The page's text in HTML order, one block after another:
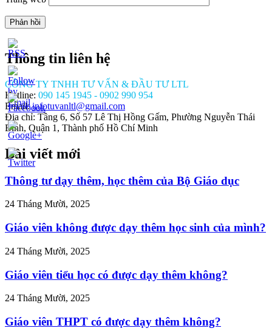
thu-
chi-
Thông tin liên hệ
CÔNG TY TNHH TƯ VẤN & ĐẦU TƯ LTL
Hotline: 090 145 1945 - 0902 990 954
Email:infotuvanltl@gmail.com
Địa chỉ: Tầng 6, Số 57 Lê Thị Hồng Gấm, Phường Nguyễn Thái
Bình, Quận 1, Thành phố Hồ Chí Minh
Bài viết mới
Thông tư dạy thêm, học thêm của Bộ Giáo dục
24 Tháng Mười, 2025
Giáo viên không được dạy thêm học sinh của mình?
24 Tháng Mười, 2025
Giáo viên tiểu học có được dạy thêm không?
24 Tháng Mười, 2025
Giáo viên THPT có được dạy thêm không?